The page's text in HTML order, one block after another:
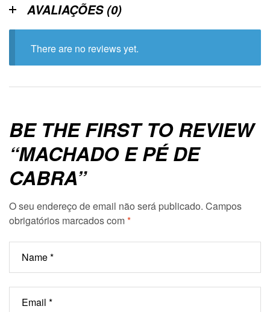
AVALIAÇÕES (0)
There are no reviews yet.
BE THE FIRST TO REVIEW
“MACHADO E PÉ DE
CABRA”
O seu endereço de email não será publicado. Campos
obrigatórios marcados com*